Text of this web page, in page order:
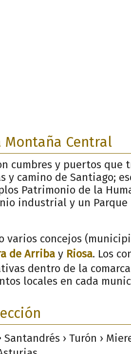
Montaña Central
cumbres y puertos que
y camino de Santiago;
Patrimonio de la
industrial y un Parque
varios concejos
de Arriba y Riosa. Los
dentro de la
locales en cada
Santandrés › Turón ›